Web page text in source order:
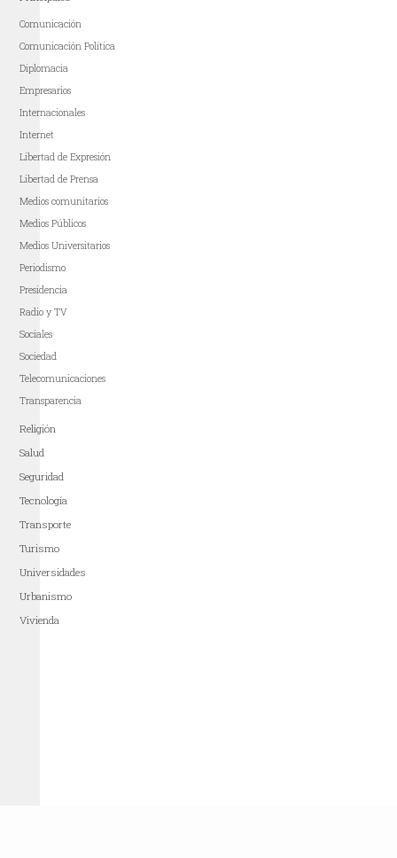
Comunicación
Comunicación Política
Diplomacia
Empresarios
Internacionales
Internet
Libertad de Expresión
Libertad de Prensa
Medios comunitarios
Medios Públicos
Medios Universitarios
Periodismo
Presidencia
Radio y TV
Sociales
Sociedad
Telecomunicaciones
Transparencia
Religión
Salud
Seguridad
Tecnología
Transporte
Turismo
Universidades
Urbanismo
Vivienda